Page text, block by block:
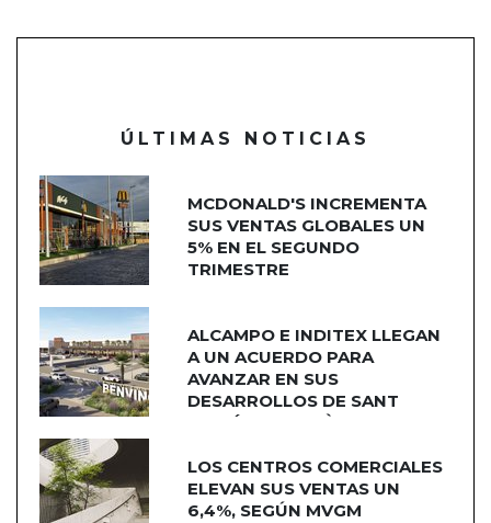
ÚLTIMAS NOTICIAS
MCDONALD'S INCREMENTA
SUS VENTAS GLOBALES UN
5% EN EL SEGUNDO
TRIMESTRE
ALCAMPO E INDITEX LLEGAN
A UN ACUERDO PARA
AVANZAR EN SUS
DESARROLLOS DE SANT
ADRIÁN DE BESÒS
LOS CENTROS COMERCIALES
ELEVAN SUS VENTAS UN
6,4%, SEGÚN MVGM